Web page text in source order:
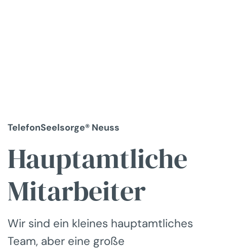
TelefonSeelsorge® Neuss
Hauptamtliche
Mitarbeiter
Wir sind ein kleines hauptamtliches
Team, aber eine große